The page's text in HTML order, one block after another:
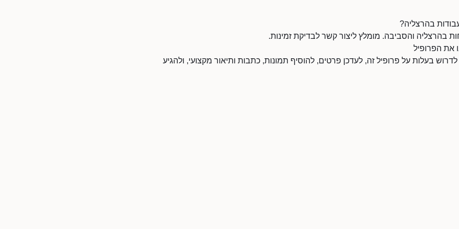
בהרצליה?
בהרצליה והסביבה. מומלץ ליצור קשר לבדיקת זמינות.
את הפרופיל
לדרוש בעלות על פרופיל זה, לעדכן פרטים, להוסיף תמונות, כתבות ותיאור מקצועי, ולהגיע